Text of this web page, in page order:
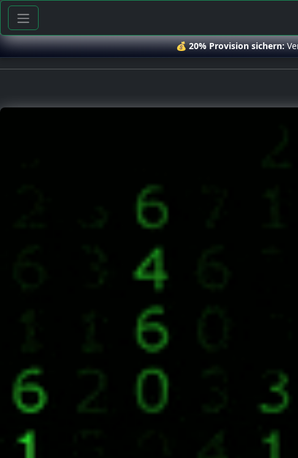
💰20% Provision sichern: